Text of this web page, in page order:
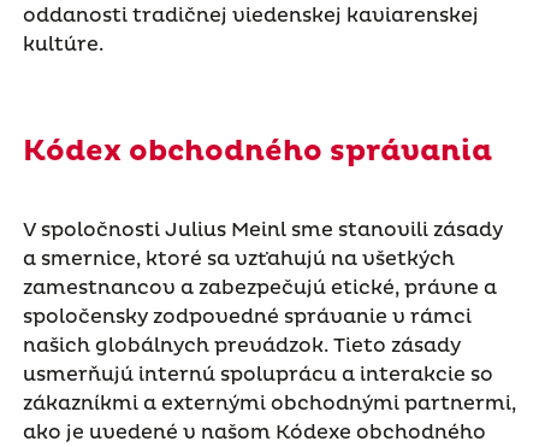
oddanosti tradičnej viedenskej kaviarenskej
kultúre.
Kódex obchodného správania
V spoločnosti Julius Meinl sme stanovili zásady
a smernice, ktoré sa vzťahujú na všetkých
zamestnancov a zabezpečujú etické, právne a
spoločensky zodpovedné správanie v rámci
našich globálnych prevádzok. Tieto zásady
usmerňujú internú spoluprácu a interakcie so
zákazníkmi a externými obchodnými partnermi,
ako je uvedené v našom Kódexe obchodného